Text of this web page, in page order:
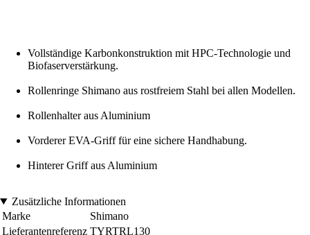
Vollständige Karbonkonstruktion mit HPC-Technologie und
Biofaserverstärkung.
Rollenringe Shimano aus rostfreiem Stahl bei allen Modellen.
Rollenhalter aus Aluminium
Vorderer EVA-Griff für eine sichere Handhabung.
Hinterer Griff aus Aluminium
Zusätzliche Informationen
Marke
Shimano
Lieferantenreferenz TYRTRL130